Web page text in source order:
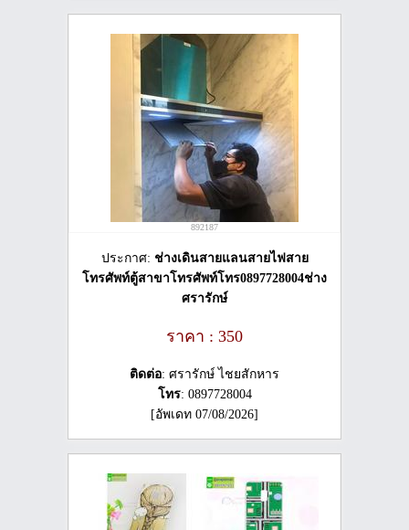
892187
ประกาศ: ช่างเดินสายแลนสายไฟสาย
โทรศัพท์ตู้สาขาโทรศัพท์โทร0897728004ช่าง
ศรารักษ์
ราคา : 350
ติดต่อ: ศรารักษ์ ไชยสักหาร
โทร: 0897728004
[อัพเดท 07/08/2026]